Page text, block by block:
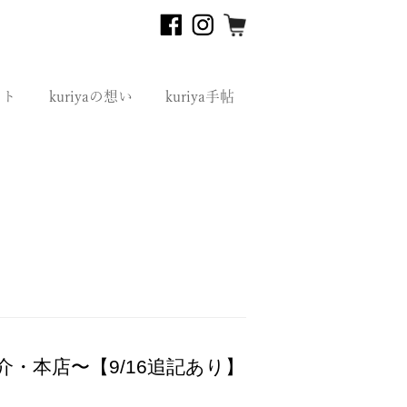
kuriyaの想い kuriya手帖
本店〜【9/16追記あり】